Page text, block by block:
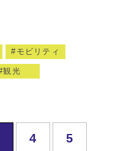
モビリティ
観光
4 5